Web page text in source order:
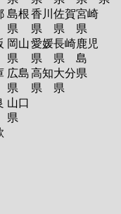
島根
県
岡山
県
広島
県
山口
県
香川
県
愛媛
県
高知
県
佐賀
県
長崎
県
大分
県
宮崎
県
鹿児
島
県